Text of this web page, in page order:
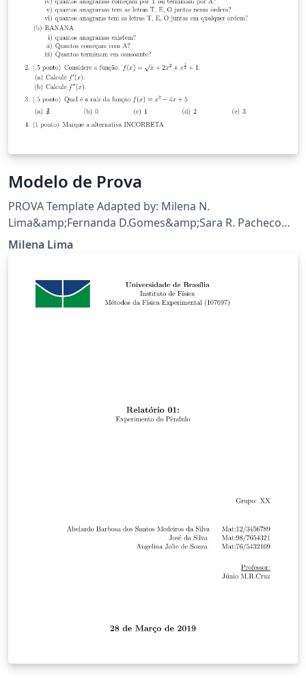
Modelo de Prova
PROVA Template Adapted by: Milena N.
Lima&amp;Fernanda D.Gomes&amp;Sara R. Pacheco
Autor:Hirschhorn,Philip(Using the exam document
pontuais %das questões; Inclusão de Referências e
citações. Science Project at school 2017-FAPEAM
Milena Lima